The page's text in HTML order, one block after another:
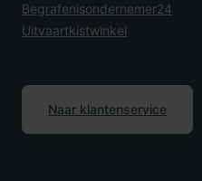
Begrafenisondernemer24
Uitvaartkistwinkel
Naar klantenservice